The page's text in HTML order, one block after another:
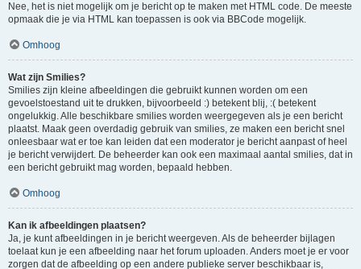
Nee, het is niet mogelijk om je bericht op te maken met HTML code. De meeste
opmaak die je via HTML kan toepassen is ook via BBCode mogelijk.
Omhoog
Wat zijn Smilies?
Smilies zijn kleine afbeeldingen die gebruikt kunnen worden om een
gevoelstoestand uit te drukken, bijvoorbeeld :) betekent blij, :( betekent
ongelukkig. Alle beschikbare smilies worden weergegeven als je een bericht
plaatst. Maak geen overdadig gebruik van smilies, ze maken een bericht snel
onleesbaar wat er toe kan leiden dat een moderator je bericht aanpast of heel
je bericht verwijdert. De beheerder kan ook een maximaal aantal smilies, dat in
een bericht gebruikt mag worden, bepaald hebben.
Omhoog
Kan ik afbeeldingen plaatsen?
Ja, je kunt afbeeldingen in je bericht weergeven. Als de beheerder bijlagen
toelaat kun je een afbeelding naar het forum uploaden. Anders moet je er voor
zorgen dat de afbeelding op een andere publieke server beschikbaar is,